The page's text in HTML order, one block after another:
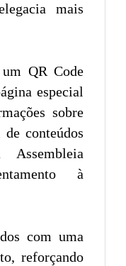
mais
QR Code
especial
sobre
conteúdos
à
com uma
reforçando